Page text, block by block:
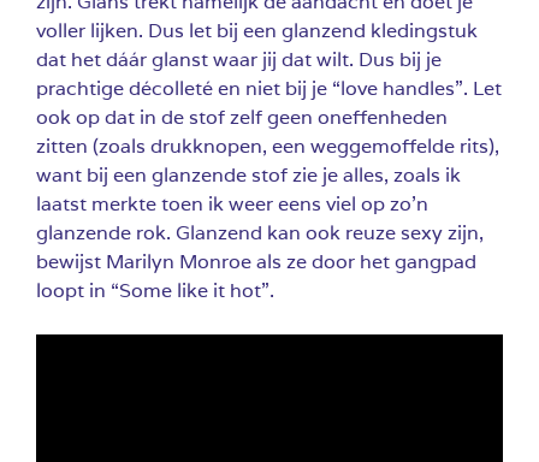
voller lijken. Dus let bij een glanzend kledingstuk
dat het dáár glanst waar jij dat wilt. Dus bij je
prachtige décolleté en niet bij je “love handles”. Let
ook op dat in de stof zelf geen oneffenheden
zitten (zoals drukknopen, een weggemoffelde rits),
want bij een glanzende stof zie je alles, zoals ik
laatst merkte toen ik weer eens viel op zo’n
glanzende rok. Glanzend kan ook reuze sexy zijn,
bewijst Marilyn Monroe als ze door het gangpad
loopt in “Some like it hot”.